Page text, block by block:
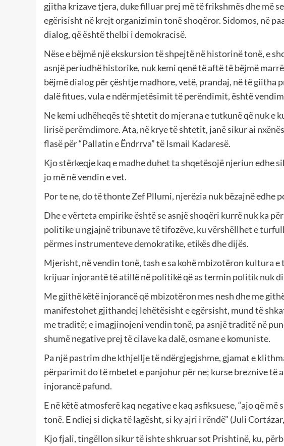
gjitha krizave tjera, duke filluar prej më të frikshmës dhe më
egërisisht në krejt organizimin tonë shoqëror. Sidomos, në
dialog, që është thelbi i demokracisë.
Nëse e bëjmë një ekskursion të shpejtë në historinë tonë, e
asnjë periudhë historike, nuk kemi qenë të aftë të bëjmë
bëjmë dialog për çështje madhore, vetë, prandaj, në të giitha
dalë fitues, vula e ndërmjetësimit të perëndimit, është
Ne kemi udhëheqës të shtetit do mjerana e tutkunë që nuk e
lirisë perëmdimore. Ata, në krye të shtetit, janë sikur ai
flasë për “Pallatin e Ëndrrva” të Ismail Kadaresë.
Kjo stërkeqje kaq e madhe duhet ta shqetësojë njeriun edhe
jo më në vendin e vet.
Por te ne, do të thonte Zef Pllumi, njerëzia nuk bëzajnë edhe
Dhe e vërteta empirike është se asnjë shoqëri kurrë nuk ka
politike u ngjajnë tribunave të tifozëve, ku vërshëllhet e
përmes instrumenteve demokratike, etikës dhe dijës.
Mjerisht, në vendin tonë, tash e sa kohë mbizotëron kultura
krijuar injorantë të atillë në politikë që as termin politik nuk
Me gjithë këtë injorancë që mbizotëron mes nesh dhe me
manifestohet gjithandej lehëtësisht e egërsisht, mund të
me traditë; e imagjinojeni vendin tonë, pa asnjë traditë në
shumë negative prej të cilave ka dalë, osmane e komuniste.
Pa një pastrim dhe kthjellje të ndërgjegjshme, gjamat e
përparimit do të mbetet e panjohur për ne; kurse breznive të
injorancë pafund.
E në këtë atmosferë kaq negative e kaq asfiksuese, “ajo që
tonë. E ndiej si diçka të lagësht, si ky ajri i rëndë” (Juli
Kjo fjali, tingëllon sikur të ishte shkruar sot Prishtinë, ku,